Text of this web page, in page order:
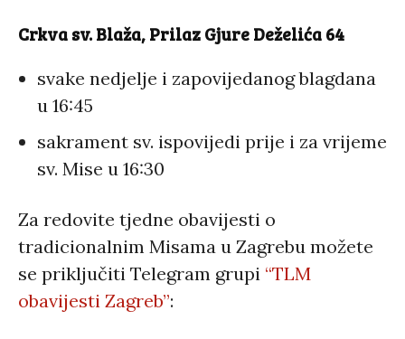
Crkva sv. Blaža, Prilaz Gjure Deželića 64
svake nedjelje i zapovijedanog blagdana
u 16:45
sakrament sv. ispovijedi prije i za vrijeme
sv. Mise u 16:30
Za redovite tjedne obavijesti o
tradicionalnim Misama u Zagrebu možete
se priključiti Telegram grupi “TLM
obavijesti Zagreb”: